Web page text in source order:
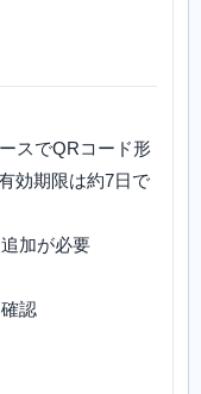
スでQRコード形
効期限は約7日で
加が必要
認